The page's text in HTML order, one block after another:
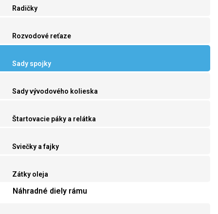
Radičky
Rozvodové reťaze
Sady spojky
Sady vývodového kolieska
Štartovacie páky a relátka
Sviečky a fajky
Zátky oleja
Náhradné diely rámu